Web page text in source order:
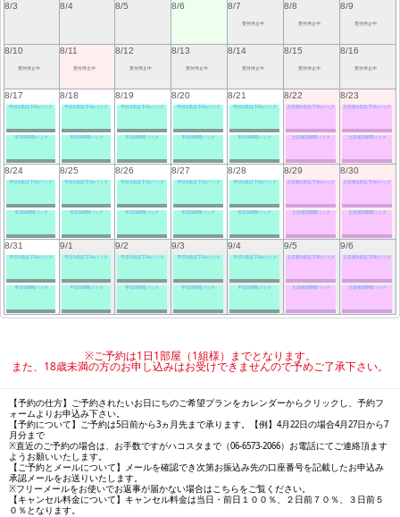
8/3 8/4 8/5 8/6 8/7
受付停止中
8/8
受付停止中
8/9
受付停止中
8/10
受付停止中
8/11
受付停止中
8/12
受付停止中
8/13
受付停止中
8/14
受付停止中
8/15
受付停止中
8/16
受付停止中
8/17
平日3名以下5hパック
平日5時間パック
8/18
平日3名以下5hパック
平日5時間パック
8/19
平日3名以下5hパック
平日5時間パック
8/20
平日3名以下5hパック
平日5時間パック
8/21
平日3名以下5hパック
平日5時間パック
8/22
土日祝3名以下5hパック
土日祝5時間パック
8/23
土日祝3名以下5hパック
土日祝5時間パック
8/24
平日3名以下5hパック
平日5時間パック
8/25
平日3名以下5hパック
平日5時間パック
8/26
平日3名以下5hパック
平日5時間パック
8/27
平日3名以下5hパック
平日5時間パック
8/28
平日3名以下5hパック
平日5時間パック
8/29
土日祝3名以下5hパック
土日祝5時間パック
8/30
土日祝3名以下5hパック
土日祝5時間パック
8/31
平日3名以下5hパック
平日5時間パック
9/1
平日3名以下5hパック
平日5時間パック
9/2
平日3名以下5hパック
平日5時間パック
9/3
平日3名以下5hパック
平日5時間パック
9/4
平日3名以下5hパック
平日5時間パック
9/5
土日祝3名以下5hパック
土日祝5時間パック
9/6
土日祝3名以下5hパック
土日祝5時間パック
※ご予約は1日1部屋（1組様）までとなります。
また、18歳未満の方のお申し込みはお受けできませんので予めご了承下さい。
【予約の仕方】ご予約されたいお日にちのご希望プランをカレンダーからクリックし、予約フ
ォームよりお申込み下さい。
【予約について】ご予約は5日前から3ヵ月先まで承ります。【例】4月22日の場合4月27日から7
月分まで
※直近のご予約の場合は、お手数ですがハコスタまで（06-6573-2066）お電話にてご連絡頂ます
ようお願いいたします。
【ご予約とメールについて】メールを確認でき次第お振込み先の口座番号を記載したお申込み
承認メールをお送りいたします。
※フリーメールをお使いでお返事が届かない場合はこちらをご覧ください。
【キャンセル料金について】キャンセル料金は当日・前日１００％、２日前７０％、３日前５
０％となります。